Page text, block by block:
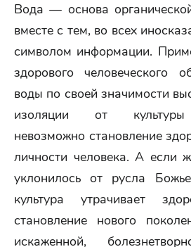
Вода — основа
вместе с тем, во всех
символом информации.
здорового человеческого
воды по своей значимости
изоляции от культуры
невозможно становление
личности человека. А если
уклонилось от русла
культура утрачивает
становление нового
искаженной,